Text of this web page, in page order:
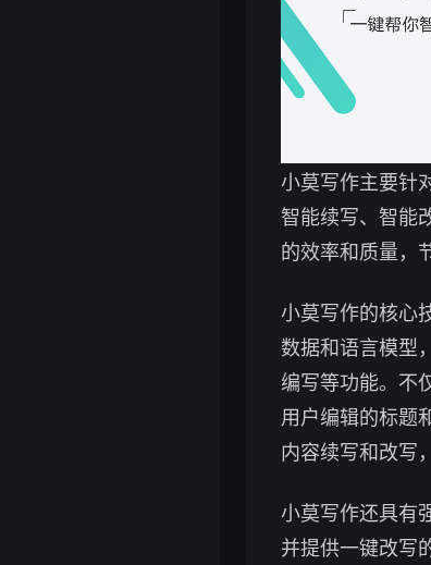
小莫写作主要针
智能续写、智能
的效率和质量，
小莫写作的核心
数据和语言模型
编写等功能。不
用户编辑的标题
内容续写和改写
小莫写作还具有
并提供一键改写